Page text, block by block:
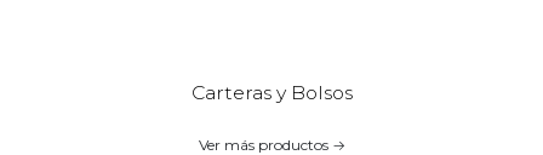
Carteras y Bolsos
Ver más productos